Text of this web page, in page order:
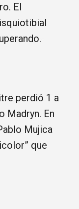
El
perdió 1 a
Madryn. En
Mujica
que